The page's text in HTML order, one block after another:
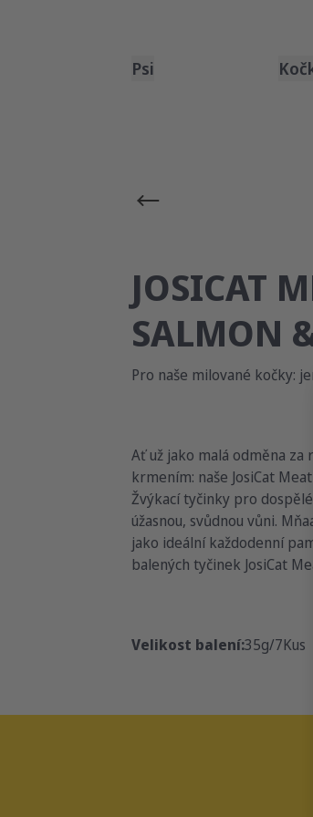
Psi
JOSICAT
SALMON
Pro naše milované kočky:
Ať už jako malá odměna za
krmením: naše JosiCat
Žvýkací tyčinky pro
úžasnou, svůdnou vůni.
jako ideální každodenní
balených tyčinek JosiCat
Velikost balení:35g/7Kus